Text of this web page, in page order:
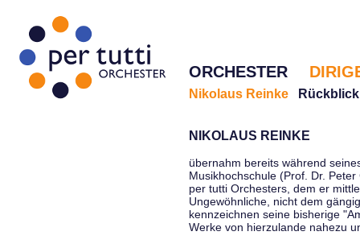
ORCHESTER
Nikolaus Reinke Rückblick
NIKOLAUS REINKE
übernahm bereits während
Musikhochschule (Prof. Dr.
per tutti Orchesters, dem er
Ungewöhnliche, nicht dem
kennzeichnen seine bisherige
Werke von hierzulande nahezu